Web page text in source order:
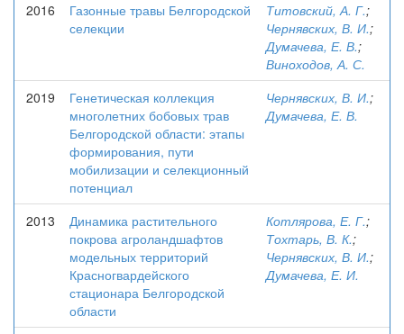
2016
Газонные травы Белгородской
селекции
Титовский, А. Г.;
Чернявских, В. И.;
Думачева, Е. В.;
Виноходов, А. С.
2019
Генетическая коллекция
многолетних бобовых трав
Белгородской области: этапы
формирования, пути
мобилизации и селекционный
потенциал
Чернявских, В. И.;
Думачева, Е. В.
2013
Динамика растительного
покрова агроландшафтов
модельных территорий
Красногвардейского
стационара Белгородской
области
Котлярова, Е. Г.;
Тохтарь, В. К.;
Чернявских, В. И.;
Думачева, Е. И.